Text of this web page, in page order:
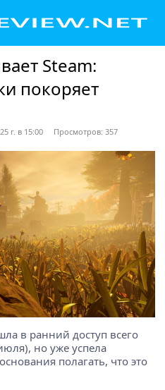
Steam:
покоряет
г. в 15:00 Просмотров: 357
в ранний доступ всего
но уже успела
полагать, что это